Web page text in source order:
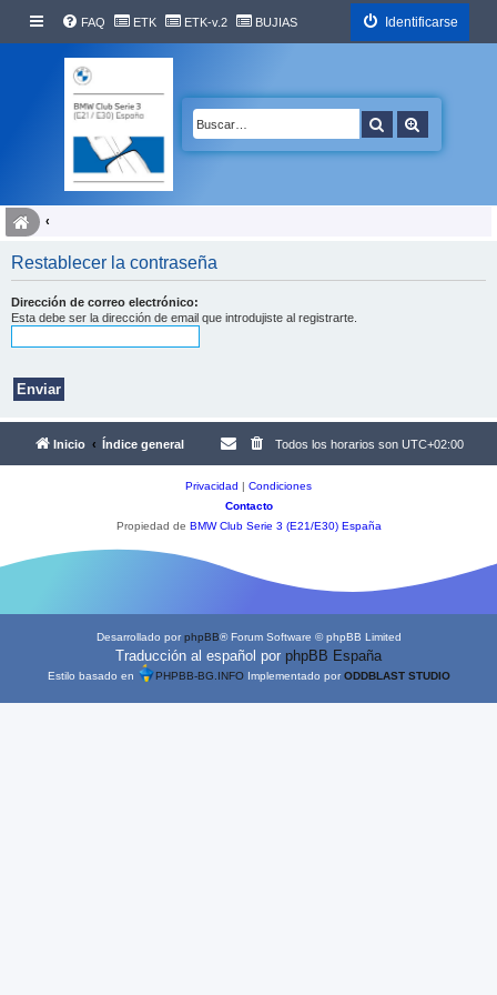
FAQ ETK ETK-v.2 BUJIAS Identificarse
Buscar
Restablecer la contraseña
Dirección de correo electrónico:
Esta debe ser la dirección de email que introdujiste al registrarte.
Inicio Índice general Todos los horarios son UTC+02:00
Privacidad | Condiciones
Contacto
Propiedad de BMW Club Serie 3 (E21/E30) España
Desarrollado porphpBB® Forum Software © phpBB Limited
Traducción al español por phpBB España
Estilo basado en PHPBB-BG.INFOImplementado porODDBLAST STUDIO